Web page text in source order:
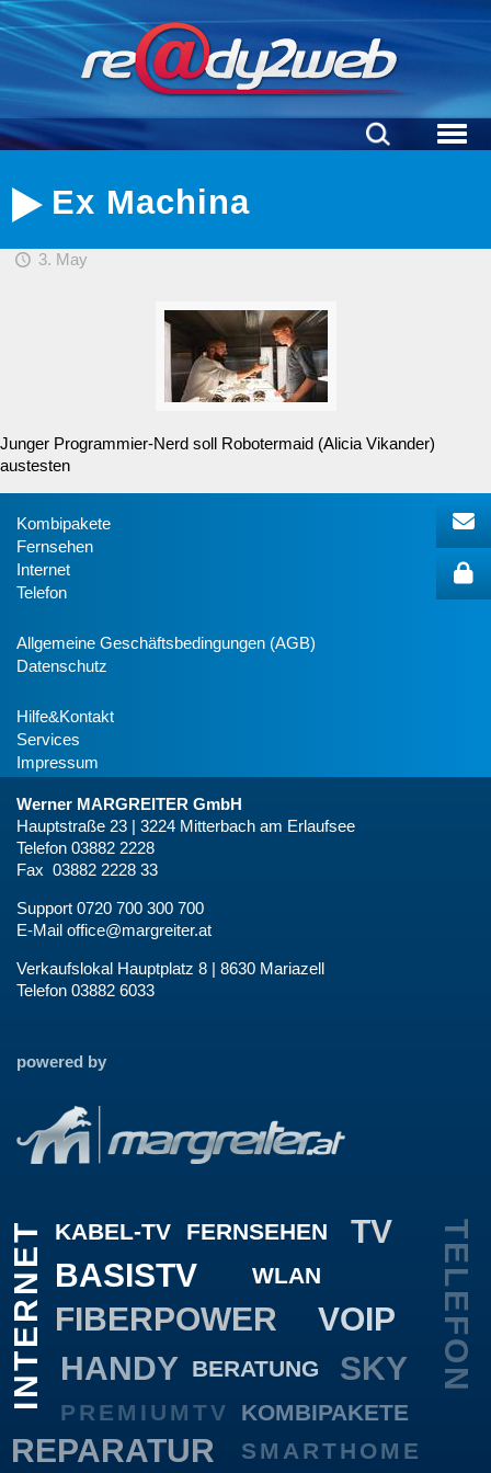
Ex Machina
3. May
Junger Programmier-Nerd soll Robotermaid (Alicia Vikander)
austesten
Kombipakete
Fernsehen
Internet
Telefon
Allgemeine Geschäftsbedingungen (AGB)
Datenschutz
Hilfe&Kontakt
Services
Impressum
Werner MARGREITER GmbH
Hauptstraße 23 | 3224 Mitterbach am Erlaufsee
Telefon 03882 2228
Fax 03882 2228 33
Support 0720 700 300 700
E-Mail office@margreiter.at
Verkaufslokal Hauptplatz 8 | 8630 Mariazell
Telefon 03882 6033
powered by
KABEL-TV
INTERNET TELEFON
FERNSEHEN
TV
BASISTV
PREMIUMTV
SKY
WLAN
FIBERPOWER VOIP
BERATUNG
REPARATUR
HANDY
SMARTHOME
KOMBIPAKETE